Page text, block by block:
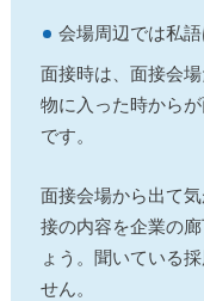
会場周辺では私
面接時は、面接会
物に入った時から
です。
面接会場から出て
接の内容を企業の
ょう。聞いている
せん。